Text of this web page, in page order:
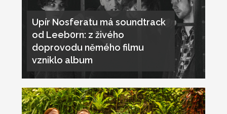
Upír Nosferatu má soundtrack
od Leeb0rn: z živého
doprovodu němého filmu
vzniklo album